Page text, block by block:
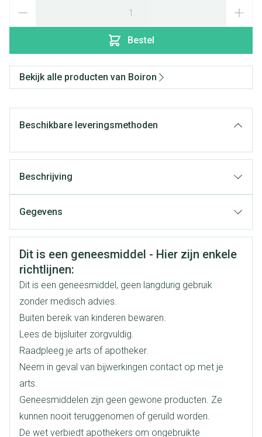
Bestel
Bekijk alle producten van Boiron
Beschikbare leveringsmethoden
Beschrijving
Gegevens
CNK 3106945
Organisaties
Merken Boiron
Breedte 17 mm
Lengte 60 mm
Diepte 15 mm
Hoeveelheid
4
Veiligheidsinformatie
Dit is een geneesmiddel - Hier zijn enkele
richtlijnen:
Dit is een geneesmiddel, geen langdurig gebruik
zonder medisch advies.
Buiten bereik van kinderen bewaren.
Lees de bijsluiter zorgvuldig.
Raadpleeg je arts of apotheker.
Neem in geval van bijwerkingen contact op met je
arts.
Geneesmiddelen zijn geen gewone producten. Ze
kunnen nooit teruggenomen of geruild worden.
De wet verbiedt apothekers om ongebruikte